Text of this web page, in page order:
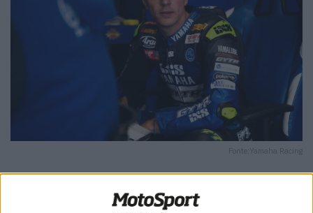
Fonte:Yamaha Racing